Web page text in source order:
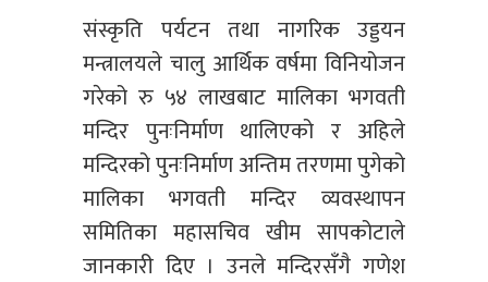
संस्कृति पर्यटन तथा नागरिक उड्डयन
मन्त्रालयले चालु आर्थिक वर्षमा विनियोजन
गरेको रु ५४ लाखबाट मालिका भगवती
मन्दिर पुनःनिर्माण थालिएको र अहिले
मन्दिरको पुनःनिर्माण अन्तिम तरणमा पुगेको
मालिका भगवती मन्दिर व्यवस्थापन
समितिका महासचिव खीम सापकोटाले
जानकारी दिए । उनले मन्दिरसँगै गणेश